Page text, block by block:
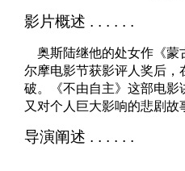
影片概述 . . . . . .
奥斯陆继他的处女作《蒙
尔摩电影节获影评人奖后
破。《不由自主》这部电
又对个人巨大影响的悲剧
导演阐述 . . . . . .